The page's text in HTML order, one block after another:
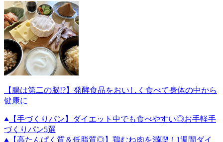
【腸は第二の脳!?】発酵食品をおいしく食べて身体の中から
健康に
【手づくりパン】ダイエット中でも食べやすい◎お手軽手
づくりパン5選
【高たんぱく質＆低脂質◎】鶏むね肉を満喫！1週間ダイ